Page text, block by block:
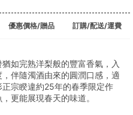
優惠價格/贈品 訂購/配送/運費
如完熟洋梨般的豐富香氣，入
伴隨濁酒由來的圓潤口感，適
宗睽違約25年的春季限定作
更能展現春天的味道。